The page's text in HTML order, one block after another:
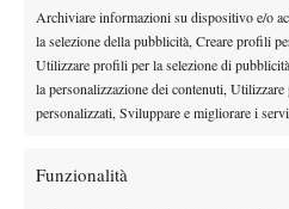
Archiviare informazioni su dispositivo e/o
la selezione della pubblicità, Creare profili
Utilizzare profili per la selezione di
la personalizzazione dei contenuti,
personalizzati, Sviluppare e migliorare i
Funzionalità
che aveva lasciato aperta, almeno
possibilità di un chiarimento.“Ho
fosse disposto a riflettere, magari
insieme e poi discutere del
avesse chiesto di restare, io non